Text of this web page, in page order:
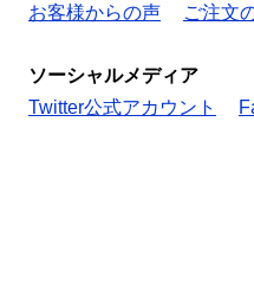
お客様からの声
ご注文
ソーシャルメディア
Twitter公式アカウント